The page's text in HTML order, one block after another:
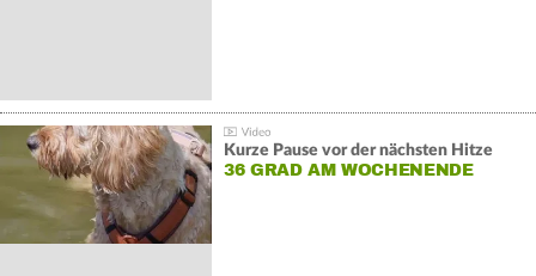
Kurze Pause vor der nächsten Hitze
36 GRAD AM WOCHENENDE